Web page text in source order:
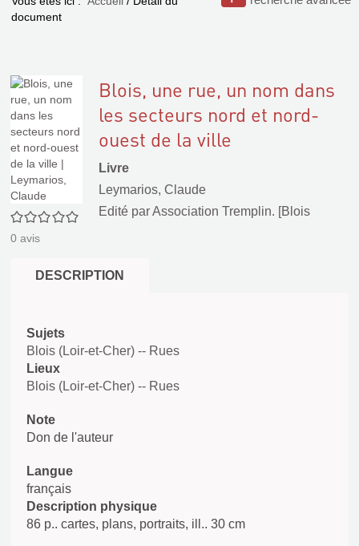
document
0/5
0 avis
Blois, une rue, un nom dans
les secteurs nord et nord-
ouest de la ville
Livre
Leymarios, Claude
Edité parAssociation Tremplin. [Blois
DESCRIPTION
Sujets
Blois (Loir-et-Cher) -- Rues
Lieux
Blois (Loir-et-Cher) -- Rues
Note
Don de l'auteur
Langue
français
Description physique
86 p.. cartes, plans, portraits, ill.. 30 cm